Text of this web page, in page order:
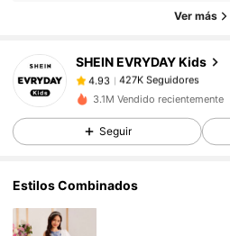
Ver más
SHEIN EVRYDAY Kids
427K Seguidores
4.93 427K Seguidores
427K Seguidores
3.1M Vendido recientemente
Seguir
Estilos Combinados